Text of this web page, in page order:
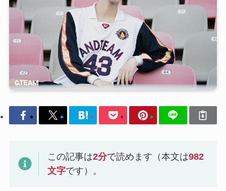
この記事は2分で読めます（本文は982
文字です）。